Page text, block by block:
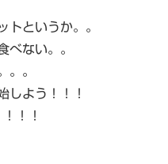
トというか。。
べない。。
。。
しよう！！！
！！